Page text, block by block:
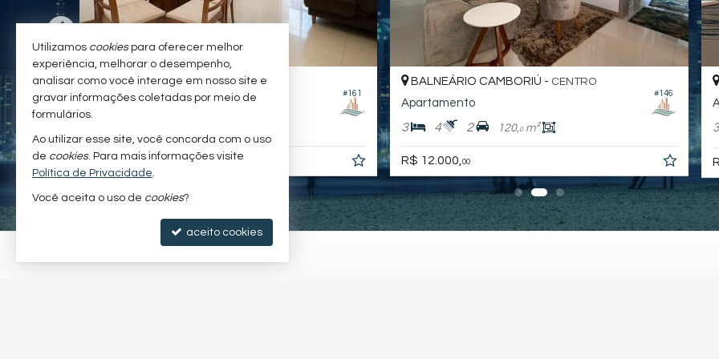
#141 #161
BALNEÁRIO CAMBORIÚ -CENTRO
Apartamento
R$ 6.600,00
#146
BALNEÁRIO CAMBORIÚ - CENTRO
Apartamento
3 4 2 120,0m²
R$ 12.000,00
3
Utilizamos cookiespara oferecer melhor
experiência, melhorar o desempenho,
analisar como você interage em nosso site e
gravar informações coletadas por meio de
formulários.
Ao utilizar esse site, você concorda com o uso
de cookies. Para mais informações visite
Política de Privacidade.
Você aceita o uso de cookies?
aceito cookies